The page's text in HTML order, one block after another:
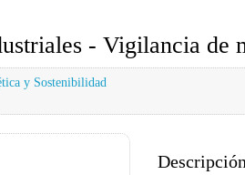
- Vigilancia de
y Sostenibilidad
Descripción